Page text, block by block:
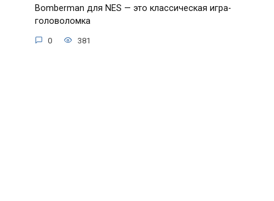
Bomberman для NES — это классическая игра-
головоломка
0 381